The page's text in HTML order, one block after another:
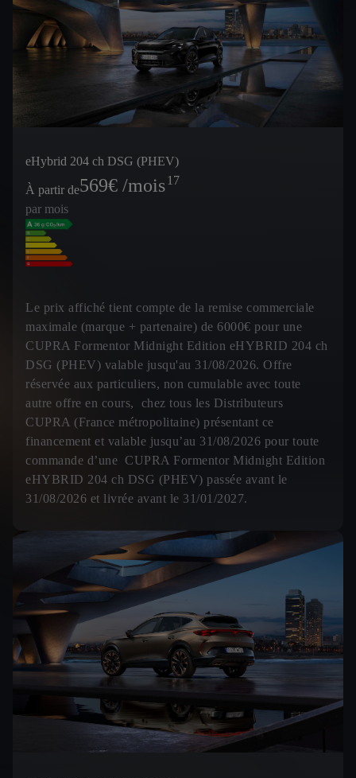
eHybrid 204 ch DSG (PHEV)
À partir de569€ /mois17
par mois
Le prix affiché tient compte de la remise commerciale
maximale (marque + partenaire) de 6000€ pour une
CUPRA Formentor Midnight Edition eHYBRID 204 ch
DSG (PHEV) valable jusqu'au 31/08/2026. Offre
réservée aux particuliers, non cumulable avec toute
autre offre en cours, chez tous les Distributeurs
CUPRA (France métropolitaine) présentant ce
financement et valable jusqu’au 31/08/2026 pour toute
commande d’une CUPRA Formentor Midnight Edition
eHYBRID 204 ch DSG (PHEV) passée avant le
31/08/2026 et livrée avant le 31/01/2027.